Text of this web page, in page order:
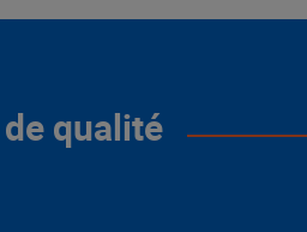
qualité